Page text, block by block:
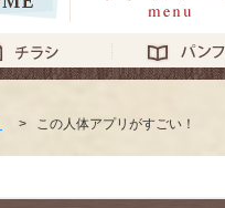
> この人体アプリがすごい！